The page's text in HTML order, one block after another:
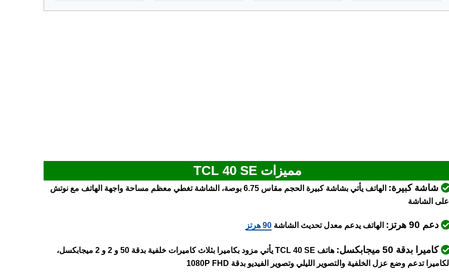
مميزات TCL 40 SE
شاشة كبيرة:
الهاتف يأتي بشاشة كبيرة الحجم مقاس 6.75 بوصة، الشاشة تغطي معظم مساحة واجهة الهاتف مع نوتش
أعلى الشاشة
دعم 90 هرتز: الهاتف يدعم معدل تحديث الشاشة 90 هرتز
كاميرا بدقة 50 ميجابكسل:
هاتف TCL 40 SE يأتي مزود بكاميرا بثلاث كاميرات خلفية بدقة 50 و 2 و 2 ميجابكسل،
الكاميرا تدعم وضع عزل الخلفية والتصوير الليلي وتصوير الفيديو بدقة 1080P FHD